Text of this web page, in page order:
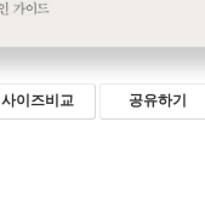
사이즈비교 공유하기